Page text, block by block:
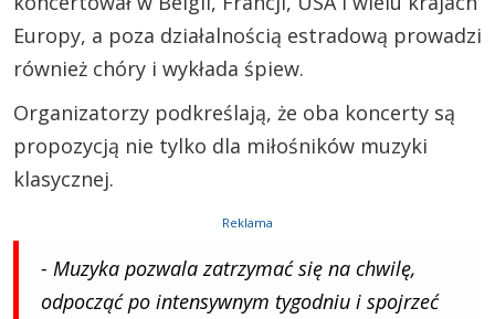
Europy, a poza działalnością estradową prowadzi
również chóry i wykłada śpiew.
Organizatorzy podkreślają, że oba koncerty są
propozycją nie tylko dla miłośników muzyki
klasycznej.
Reklama
- Muzyka pozwala zatrzymać się na chwilę,
odpocząć po intensywnym tygodniu i spojrzeć